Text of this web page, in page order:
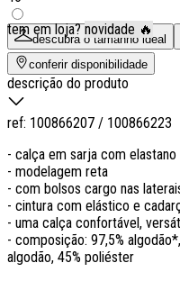
descubra o tamanho ideal
tem em loja? novidade 🔥
conferir disponibilidade
descrição do produto
ref: 100866207 / 100866223
- calça em sarja com elastano
- modelagem reta
- com bolsos cargo nas
- cintura com elástico e
- uma calça confortável,
- composição: 97,5%
algodão, 45% poliéster